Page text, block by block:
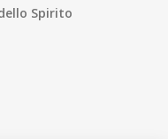
Spirito